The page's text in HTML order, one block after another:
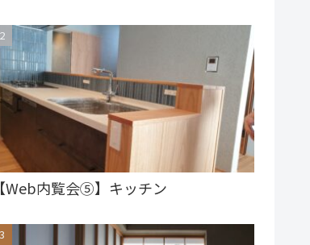
【Web内覧会⑤】キッチン